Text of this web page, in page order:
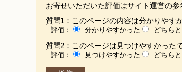
お寄せいただいた評価はサイト運営の参
質問1：このページの内容は分かりやす
評価： 分かりやすかった どちら
質問2：このページは見つけやすかった
評価： 見つけやすかった どちら